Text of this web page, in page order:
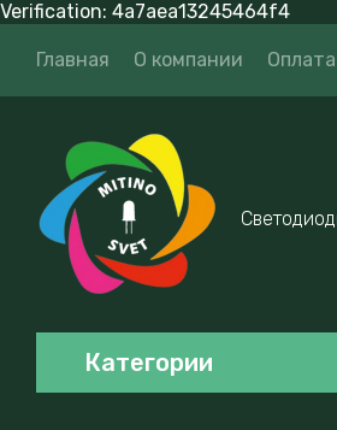
Verification: 4a7aea13245464f4
Главная О компании
Категории